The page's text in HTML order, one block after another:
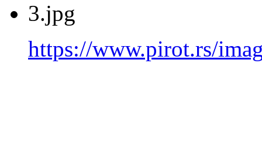
3.jpg
https://www.pirot.rs/